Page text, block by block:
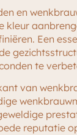
en
kleur
Een
te
van
reputatie